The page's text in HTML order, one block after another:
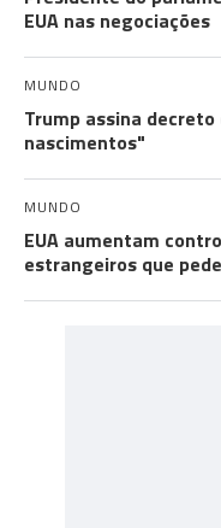
EUA nas negociações
MUNDO
Trump assina
nascimentos"
MUNDO
EUA aumentam
estrangeiros que